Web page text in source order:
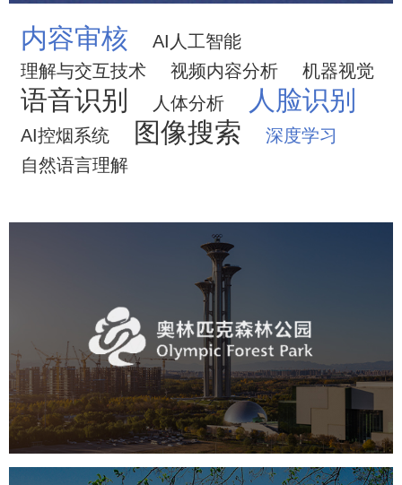
内容审核
AI人工智能
理解与交互技术
视频内容分析 机器视觉
语音识别 人体分析 人脸识别
AI控烟系统 图像搜索
深度学习
自然语言理解
奥体森林公园
旅游休闲 公园 AI人工智能
智慧公园
智慧体育公园
智能步道 智能大数据平台